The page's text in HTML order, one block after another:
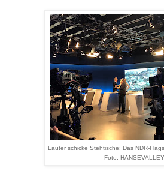
Lauter schicke Stehtische: Das NDR-
Foto: HANSEVALLEY